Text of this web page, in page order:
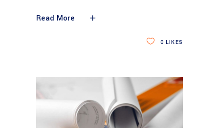
Read More
0 LIKES